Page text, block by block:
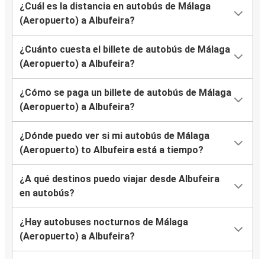
¿Cuál es la distancia en autobús de Málaga
(Aeropuerto) a Albufeira?
¿Cuánto cuesta el billete de autobús de Málaga
(Aeropuerto) a Albufeira?
¿Cómo se paga un billete de autobús de Málaga
(Aeropuerto) a Albufeira?
¿Dónde puedo ver si mi autobús de Málaga
(Aeropuerto) to Albufeira está a tiempo?
¿A qué destinos puedo viajar desde Albufeira
en autobús?
¿Hay autobuses nocturnos de Málaga
(Aeropuerto) a Albufeira?